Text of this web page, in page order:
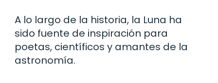
A lo largo de la historia, la Luna ha
sido fuente de inspiración para
poetas, científicos y amantes de la
astronomía.